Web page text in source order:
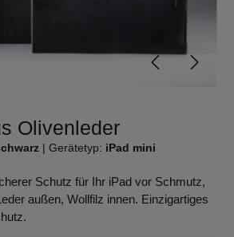
Olivenleder
| Gerätetyp: iPad mini
Schutz für Ihr iPad vor Schmutz,
außen, Wollfilz innen. Einzigartiges